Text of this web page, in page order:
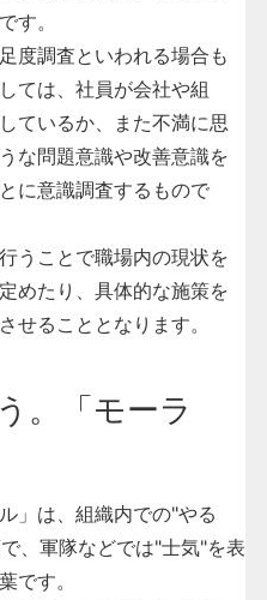
です。
度調査といわれる場合も
ては、社員が会社や組
ているか、また不満に思
な問題意識や改善意識を
に意識調査するもので
うことで職場内の現状を
めたり、具体的な施策を
せることとなります。
。「モーラ
」は、組織内での"やる
、軍隊などでは"士気"を表
です。